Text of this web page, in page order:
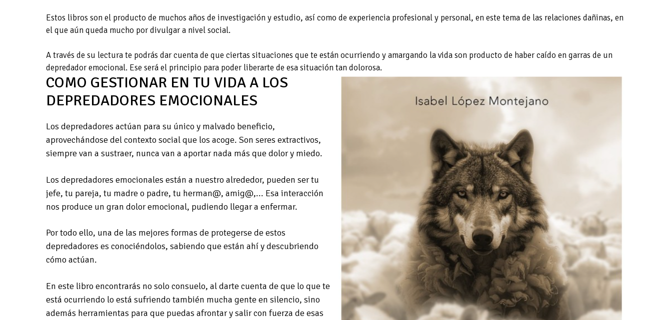
Estos libros son el producto de muchos años de investigación y estudio, así como de experiencia profesional y personal, en este tema de las relaciones dañinas, en
el que aún queda mucho por divulgar a nivel social.
A través de su lectura te podrás dar cuenta de que ciertas situaciones que te están ocurriendo y amargando la vida son producto de haber caído en garras de un
depredador emocional. Ese será el principio para poder liberarte de esa situación tan dolorosa.
COMO GESTIONAR EN TU VIDA A LOS
DEPREDADORES EMOCIONALES
Los depredadores actúan para su único y malvado beneficio,
aprovechándose del contexto social que los acoge. Son seres extractivos,
siempre van a sustraer, nunca van a aportar nada más que dolor y miedo.
Los depredadores emocionales están a nuestro alrededor, pueden ser tu
jefe, tu pareja, tu madre o padre, tu herman@, amig@,... Esa interacción
nos produce un gran dolor emocional, pudiendo llegar a enfermar.
Por todo ello, una de las mejores formas de protegerse de estos
depredadores es conociéndolos, sabiendo que están ahí y descubriendo
cómo actúan.
En este libro encontrarás no solo consuelo, al darte cuenta de que lo que te
está ocurriendo lo está sufriendo también mucha gente en silencio, sino
además herramientas para que puedas afrontar y salir con fuerza de esas